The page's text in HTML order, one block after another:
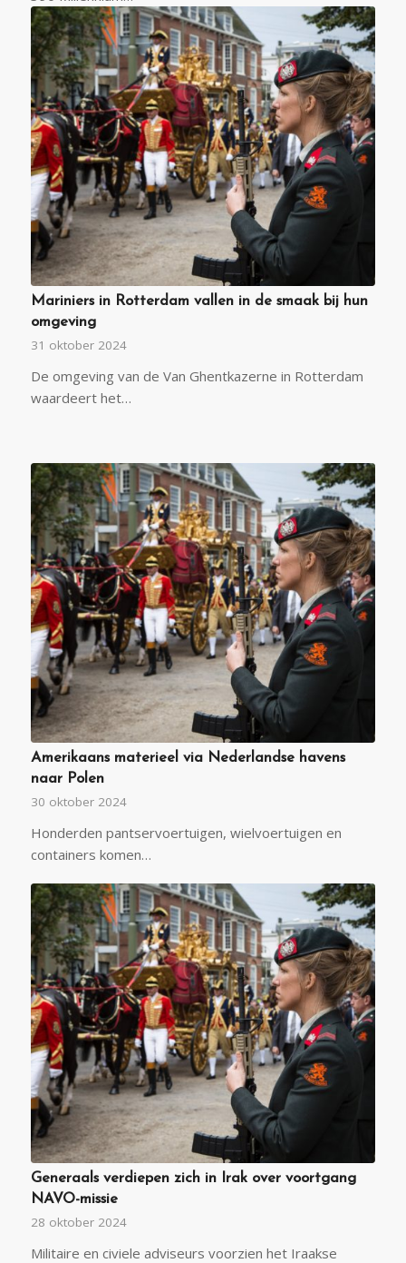
Mariniers in Rotterdam vallen in de smaak bij hun
omgeving
31 oktober 2024
De omgeving van de Van Ghentkazerne in Rotterdam
waardeert het…
Amerikaans materieel via Nederlandse havens
naar Polen
30 oktober 2024
Honderden pantservoertuigen, wielvoertuigen en
containers komen…
Generaals verdiepen zich in Irak over voortgang
NAVO-missie
28 oktober 2024
Militaire en civiele adviseurs voorzien het Iraakse